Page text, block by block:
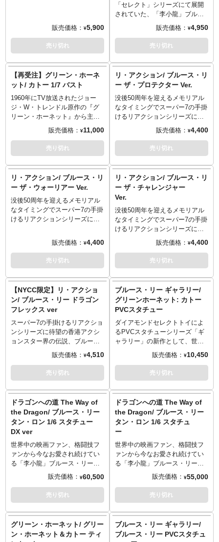
●「ドラゴン危機一発」
●「ドラゴン怒りの鉄拳」
●「死亡遊戯」
●「死亡の塔」
●「グリーン・ホーネット」カラ
ーグラフ（SCREEN臨時増刊
1979年9月発行「ブルース・リ
●「グリーン・ホーネット」作品
紹介（SCREEN 1975年3月号）
●「電光石火」作品紹介
●ブルース・リーとヴァン・ウィ
リアムズ（SCREEN 1974年8月
号）
●「かわいい女」作品紹介
（SCREEN 1970年2月号）
●「ドラゴン危機一発」カラーグ
集号 新装アンコール版」）
●「ドラゴン危機一発」作品紹介
（SCREEN 1974年6月号）
グラフ（1974年10月発行「スク
リーンジャンボ ブルース・リー
特集号 新装アンコール版」）
●「ドラゴン怒りの鉄拳」作品紹
介（SCREEN 1974年8月号）
●公開を待つ ブルース・リー 2
作品のアクション集（SCREEN
●「ドラゴンへの道」カラーグラ
フ（1974年10月発行「スクリー
ンジャンボ ブルース・リー特集
●「ドラゴンへの道」作品紹介
（SCREEN 1975年3月号）
●「燃えよドラゴン」作品紹介
（SCREEN 1974年1月号）
●死の3週間前のブルース・リー
（SCREEN 1975年2月号）
●公開迫る『死亡遊戯』ハイライ
ト・シーン！（SCREEN 1978年
5月号）
●爆発的人気を呼ぶブルース・リ
ー「死亡遊戯」のすべて
（SCREEN 1978年6月号）
ラー・ハイライト（1978年5月
発行「スクリーン特別増刊 死亡
遊戯 ワイド特集号」）
下半身パーツ」「ヌンチャク」
ほかが用意され、お好みでディ
スプレイが可能です。
販売価格： ¥5,900
売り切れ
「セレクト」シリーズにて展開
されていた、「李小龍」ブルー
ス・リーのアクションフィギュ
ア。『グリーン・ホーネット』
バージョンの第2弾がひさびさに
ラインナップします！1966年か
ら放送されたTVドラマ版『グリ
ーン・ホーネット』で、従者と
して変装したグリーン・ホーネ
ットの相棒カトー。マスク無し
の立体化は珍しい…かも！16箇
所以上の可動で、多彩なアクシ
ョンシーンが楽しめます。
※この商品は入荷数の減数など
によりご予約をキャンセル頂く
場合や、分納での入荷となる場
合がございます。
※ダイアモンドセレクトの「セ
レクト」シリーズのパッケージ
は輸送用の保護材となりますた
め、多少の傷やダメージがある
場合もございます。そのためパ
ッケージの交換対応は承ること
が出来かねますのでご了承くだ
さい。
販売価格： ¥4,950
売り切れ
【再受注】グリーン・ホーネ
ット/ カトー 1/7 バスト
1960年にTV放送されたジョー
ジ・W・トレンドル原作の『グ
リーン・ホーネット』から主人
公のサイドキック、ブルース・
リー演じるカトーが1/7スケール
のバストアップとなってダイア
モンドセレクトトイから登場で
るダーツを手に構えるカトー。
グリーンホーネットのアイコン
が入った台座とのバランスも
GOODです。
※この商品は入荷数の減数など
によりご予約をキャンセル頂く
販売価格： ¥11,000
売り切れ
リ・アクション/ ブルース・リ
ー ザ・プロテクター Ver.
没後50周年を迎えるメモリアル
なタイミングでスーパー7の手掛
けるリアクションシリーズに待
望の香港アクションスター界の
伝説、ブルース・リーが参戦！
こちらは『燃えよドラゴン』な
どで見せたカンフー着に身を包
隠し穏やかな表情を見せるザ・
プロテクターVer.。ブルース・
リーの残したレガシーを感じつ
つぜひコレクションの一つに！
レトロポップな雰囲気が新たな
るブームの予感を漂わせる3.75
インチフィギュアシリーズ
メーカー「スーパー7」。スター
ト当初、80年前後に企画され幻
となってしまったフィギュアを
ーズ。現在はオールドフィギュ
アの風合いをあえて残し、初立
体化を含む様々なライセンスア
イテムを現代に蘇らせている。
まさにセンスの光る"今"注目の
メーカー。
販売価格： ¥4,400
売り切れ
リ・アクション/ ブルース・リ
ー ザ・ウォーリアー Ver.
没後50周年を迎えるメモリアル
なタイミングでスーパー7の手掛
けるリアクションシリーズに待
こちらは『燃えよドラゴン』で
ミスター・ハンのベアクローに
より傷を負ったブルース・リー
ーの残したレガシーを感じつつ
ぜひコレクションの一つに！
レトロポップな雰囲気が新たな
るブームの予感を漂わせる3.75
インチフィギュアシリーズ
「リ・アクション」を手掛ける
ト当初、80年前後に企画され幻
となってしまったフィギュアを
復活させる事をコンセプトにス
ーズ。現在はオールドフィギュ
アの風合いをあえて残し、初立
体化を含む様々なライセンスア
イテムを現代に蘇らせている。
まさにセンスの光る"今"注目の
メーカー。
販売価格： ¥4,400
売り切れ
リ・アクション/ ブルース・リ
ー ザ・チャレンジャー
Ver.
没後50周年を迎えるメモリアル
なタイミングでスーパー7の手掛
けるリアクションシリーズに待
望の香港アクションスター界の
伝説、ブルース・リーが参戦！
こちらは『死亡遊戯』で見せた
お馴染みのトラックスーツ姿の
であろうザ・チャレンジャー
Ver.。この姿には！ということ
で、もちろんヌンチャクも付属
しております！ブルース・リー
の残したレガシーを感じつつぜ
ひコレクションの一つに！
※この商品は入荷数の減数など
場合や、分納での入荷となる場
合がございます。
レトロポップな雰囲気が新たな
「リ・アクション」を手掛ける
メーカー「スーパー7」。スター
ト当初、80年前後に企画され幻
となってしまったフィギュアを
復活させる事をコンセプトにス
タートしたリ・アクションシリ
ーズ。現在はオールドフィギュ
体化を含む様々なライセンスア
イテムを現代に蘇らせている。
まさにセンスの光る"今"注目の
販売価格： ¥4,400
売り切れ
【NYCC限定】リ・アクショ
ン/ ブルース・リー ドラゴン
フレックス ver
スーパー7の手掛けるリアクショ
ンシリーズに待望の香港アクシ
ョンスター界の伝説、ブルー
ス・リーが参戦！NYCC限定品
でのデビューとなったこちらの
アイテムは、誰しもが魅了され
た華麗なヌンチャクさばきを決
トラックスーツを彷彿とさせる
イエローに彩られたファンには
たまらないアイテム。オールド
な雰囲気を漂わすリアクション
シリーズだからこそ「当時こん
なフィギュアが！？」と妄想を
膨らませてくれます。
によりご予約をキャンセル頂く
場合や、分納での入荷となる場
合がございます。
るブームの予感を漂わせる3.75
インチフィギュアシリーズ
「リ・アクション」を手掛ける
販売価格： ¥4,510
売り切れ
ブルース・リー ギャラリー/
グリーンホーネット: カトー
PVCスタチュー
ダイアモンドセレクトトイによ
るPVCスタチューシリーズ「ギ
ャラリー」の新作として、世界
中の映画ファン、格闘技ファン
から今なお愛され続けている
「李小龍」ブルース・リーがラ
インナップしました。海外ドラ
「カトー」役で人気となったブ
ルース・リーの姿を、全高約25
センチでPVC化となりました。
※この商品は入荷数の減数など
によりご予約をキャンセル頂く
場合や、分納での入荷となる場
合がございます。
販売価格： ¥10,450
売り切れ
ドラゴンへの道 The Way of
the Dragon/ ブルース・リー
タン・ロン 1/6 スタチュー
DX ver
世界中の映画ファン、格闘技フ
ァンから今なお愛され続けてい
る「李小龍」ブルース・リー。
自らが監督・脚本・武術指導・
主演を務めたカンフーアクショ
ン映画の金字塔『ドラゴンへの
道 The Way of the Dragon』か
ストイズにより再現されたブル
ース・リー演じるタン・ロン
販売価格： ¥60,500
売り切れ
ドラゴンへの道 The Way of
the Dragon/ ブルース・リー
タン・ロン 1/6 スタチュ
ー
世界中の映画ファン、格闘技フ
ァンから今なお愛され続けてい
る「李小龍」ブルース・リー。
自らが監督・脚本・武術指導・
主演を務めたカンフーアクショ
ン映画の金字塔『ドラゴンへの
道 The Way of the Dragon』か
スタチュー化です。スターエー
ストイズにより再現されたブル
ース・リー演じるタン・ロン
販売価格： ¥55,000
売り切れ
グリーン・ホーネット/ グリー
ン・ホーネット＆カトー ティ
ブルース・リー ギャラリー/
ブルース・リー PVCスタチュ